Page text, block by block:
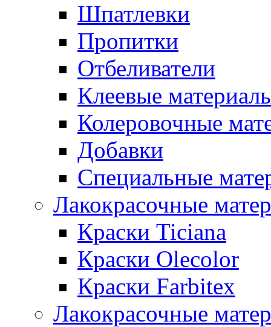
Шпатлевки
Пропитки
Отбеливатели
Клеевые
Колеровочные
Добавки
Специальные
Лакокрасочные
Краски Ticiana
Краски Olecolor
Краски Farbitex
Лакокрасочные